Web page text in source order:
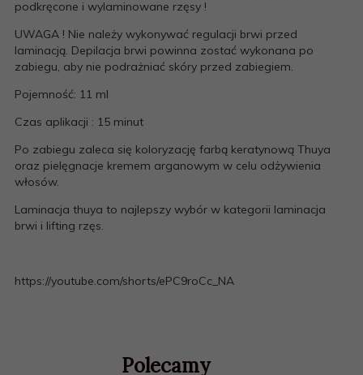
podkręcone i wylaminowane rzęsy !
UWAGA ! Nie należy wykonywać regulacji brwi przed
laminacją. Depilacja brwi powinna zostać wykonana po
zabiegu, aby nie podrażniać skóry przed zabiegiem.
Pojemność: 11 ml
Czas aplikacji : 15 minut
Po zabiegu zaleca się koloryzację farbą keratynową Thuya
oraz pielęgnacje kremem arganowym w celu odżywienia
włosów.
Laminacja thuya to najlepszy wybór w kategorii laminacja
brwi i lifting rzęs.
https://youtube.com/shorts/ePC9roCc_NA
Polecamy